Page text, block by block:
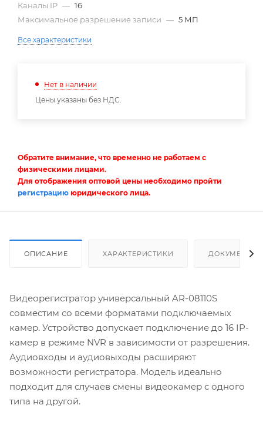
Каналы IP — 16
Максимальное разрешение записи — 5 МП
Все характеристики
Нет в наличии
Цены указаны без НДС.
Обратите внимание, что временно не работаем с
физическими лицами.
Для отображения оптовой цены необходимо пройти
регистрацию юридического лица.
ОПИСАНИЕ ХАРАКТЕРИСТИКИ ДОКУМЕНТЫ
Видеорегистратор универсальный AR-08110S
совместим со всеми форматами подключаемых
камер. Устройство допускает подключение до 16 IP-
камер в режиме NVR в зависимости от разрешения.
Аудиовходы и аудиовыходы расширяют
возможности регистратора. Модель идеально
подходит для случаев смены видеокамер с одного
типа на другой.